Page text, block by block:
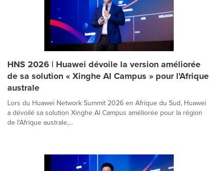
HNS 2026 | Huawei dévoile la version améliorée
de sa solution « Xinghe AI Campus » pour l'Afrique
australe
Lors du Huawei Network Summit 2026 en Afrique du Sud, Huawei
a dévoilé sa solution Xinghe AI Campus améliorée pour la région
de l'Afrique australe,...